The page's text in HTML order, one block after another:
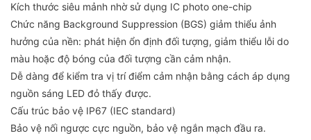
Kích thước siêu mảnh nhờ sử dụng IC photo one-chip
Chức năng Background Suppression (BGS) giảm thiểu ảnh
hưởng của nền: phát hiện ổn định đối tượng, giảm thiểu lỗi do
màu hoặc độ bóng của đối tượng cần cảm nhận.
Dễ dàng để kiểm tra vị trí điểm cảm nhận bằng cách áp dụng
nguồn sáng LED đỏ thấy được.
Cấu trúc bảo vệ IP67 (IEC standard)
Bảo vệ nối ngược cực nguồn, bảo vệ ngắn mạch đầu ra.